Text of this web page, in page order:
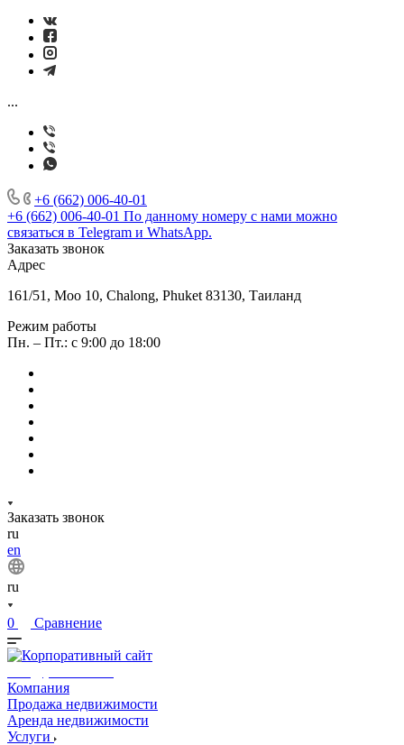
...
+6 (662) 006-40-01
+6 (662) 006-40-01 По данному номеру с нами можно
связаться в Telegram и WhatsApp.
Заказать звонок
Адрес
161/51, Moo 10, Chalong, Phuket 83130, Таиланд
Режим работы
Пн. – Пт.: с 9:00 до 18:00
Заказать звонок
ru
en
ru
0 Сравнение
Компания
Продажа недвижимости
Аренда недвижимости
Услуги